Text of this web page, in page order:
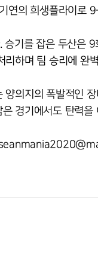
연의 희생플라이로
승기를 잡은 두산은
리하며 팀 승리에 완
양의지의 폭발적인
경기에서도 탄력을